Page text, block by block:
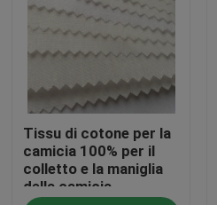
Tissu di cotone per la
camicia 100% per il
colletto e la maniglia
della camicia